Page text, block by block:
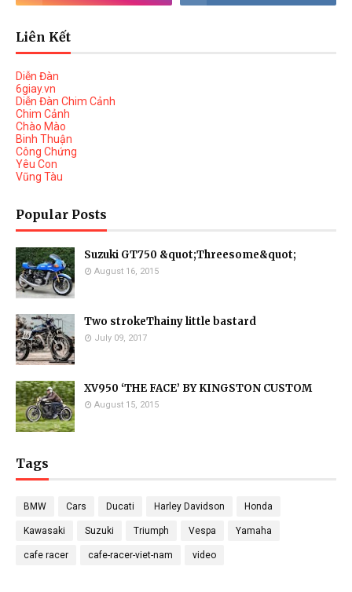
Liên Kết
Diễn Đàn
6giay.vn
Diễn Đàn Chim Cảnh
Chim Cảnh
Chào Mào
Binh Thuận
Công Chứng
Yêu Con
Vũng Tàu
Popular Posts
Suzuki GT750 &quot;Threesome&quot;
August 16, 2015
Two strokeThainy little bastard
July 09, 2017
XV950 ‘THE FACE’ BY KINGSTON CUSTOM
August 15, 2015
Tags
BMW Cars Ducati Harley Davidson Honda
Kawasaki Suzuki Triumph Vespa Yamaha
cafe racer cafe-racer-viet-nam video